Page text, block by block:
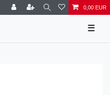
0,00 EUR
☰